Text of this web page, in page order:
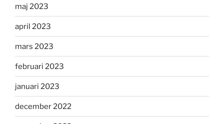
maj 2023
april 2023
mars 2023
februari 2023
januari 2023
december 2022